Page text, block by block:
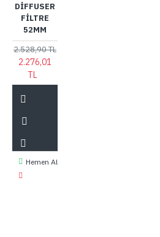
DIFFUSER
FILTRE
52MM
2.528,90 TL
2.276,01
TL
Hemen Al